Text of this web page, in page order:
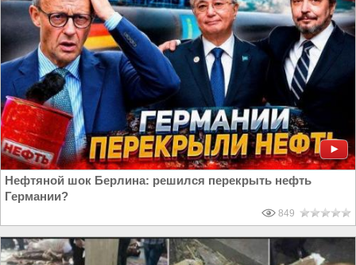
Нефтяной шок Берлина: решился перекрыть нефть
Германии?
849